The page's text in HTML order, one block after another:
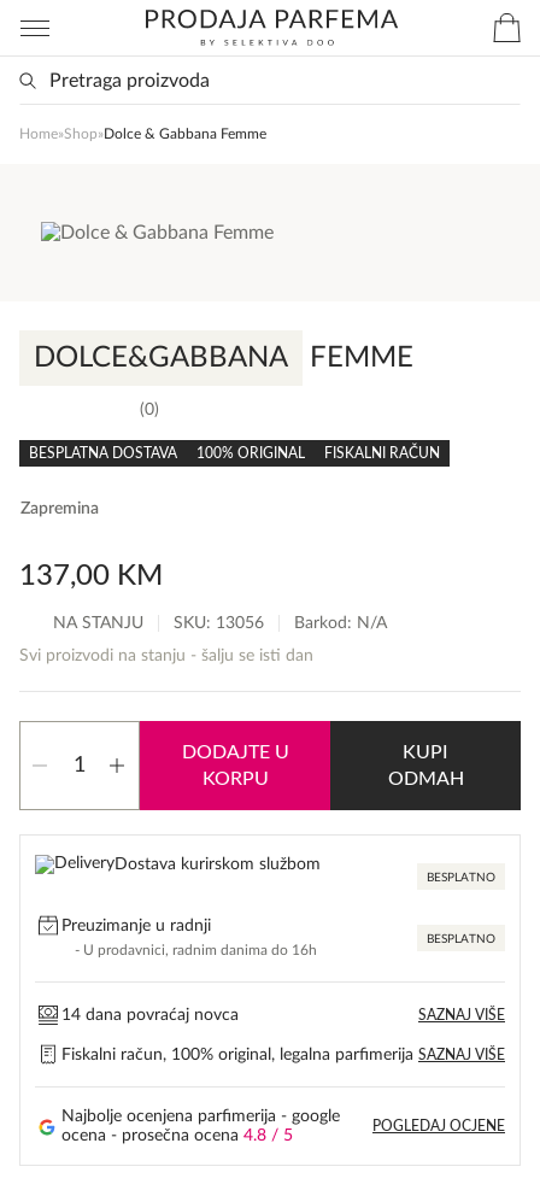
Home»Shop»Dolce & Gabbana Femme
DOLCE&GABBANA FEMME
rating
0
BESPLATNA DOSTAVA 100% ORIGINAL FISKALNI RAČUN
Zapremina
137,00 KM
NA STANJU SKU: 13056
Barkod: N/A
Svi proizvodi na stanju - šalju se isti dan
&
Femme
količina
DODAJTE U
KORPU
KUPI
ODMAH
Dostava kurirskom službom
BESPLATNO
Preuzimanje u radnji
- U prodavnici, radnim danima do 16h
BESPLATNO
14 dana povraćaj novca SAZNAJ VIŠE
Fiskalni račun, 100% original, legalna parfimerija SAZNAJ VIŠE
Najbolje ocenjena parfimerija - google
ocena - prosečna ocena 4.8 / 5
POGLEDAJ OCJENE